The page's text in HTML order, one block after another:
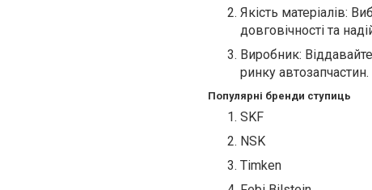
Якість матеріалів:
довговічності та
Виробник:
ринку автозапчастин.
Популярні бренди ступиць
SKF
NSK
Timken